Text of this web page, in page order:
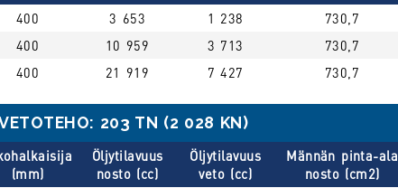
400 3 653 1 238 730,7
400 10 959 3 713 730,7
400 21 919 7 427 730,7
203 TN (2 028 KN)
(mm)
Öljytilavuus
nosto (cc)
Öljytilavuus
veto (cc)
Männän pinta-ala
nosto (cm2)